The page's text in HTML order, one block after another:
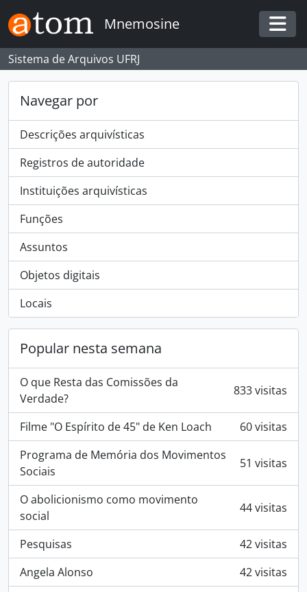
Skip to main content
Mnemosine
Sistema de Arquivos UFRJ
Navegar por
Descrições arquivísticas
Registros de autoridade
Instituições arquivísticas
Funções
Assuntos
Objetos digitais
Locais
Popular nesta semana
O que Resta das Comissões da
Verdade?
833 visitas
Filme "O Espírito de 45" de Ken Loach
60 visitas
Programa de Memória dos Movimentos
Sociais
51 visitas
O abolicionismo como movimento
social
44 visitas
Pesquisas
42 visitas
Angela Alonso
42 visitas